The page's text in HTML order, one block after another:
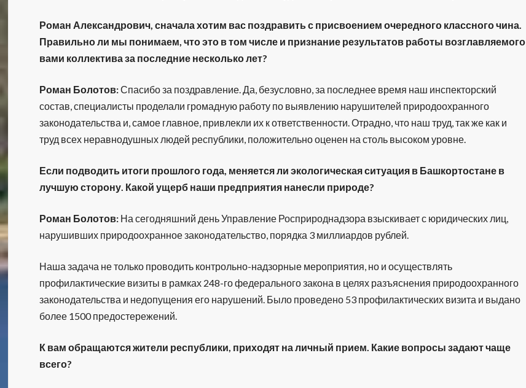
Роман Александрович, сначала хотим вас поздравить с присвоением очередного классного чина.
Правильно ли мы понимаем, что это в том числе и признание результатов работы возглавляемого
вами коллектива за последние несколько лет?
Роман Болотов:Спасибо за поздравление. Да, безусловно, за последнее время наш инспекторский
состав, специалисты проделали громадную работу по выявлению нарушителей природоохранного
законодательства и, самое главное, привлекли их к ответственности. Отрадно, что наш труд, так же как и
труд всех неравнодушных людей республики, положительно оценен на столь высоком уровне.
Если подводить итоги прошлого года, меняется ли экологическая ситуация в Башкортостане в
лучшую сторону. Какой ущерб наши предприятия нанесли природе?
Роман Болотов: На сегодняшний день Управление Росприроднадзора взыскивает с юридических лиц,
нарушивших природоохранное законодательство, порядка 3 миллиардов рублей.
Наша задача не только проводить контрольно-надзорные мероприятия, но и осуществлять
профилактические визиты в рамках 248-го федерального закона в целях разъяснения природоохранного
законодательства и недопущения его нарушений. Было проведено 53 профилактических визита и выдано
более 1500 предостережений.
К вам обращаются жители республики, приходят на личный прием. Какие вопросы задают чаще
всего?